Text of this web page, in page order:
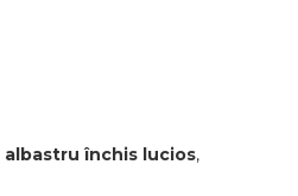
albastru închis lucios,